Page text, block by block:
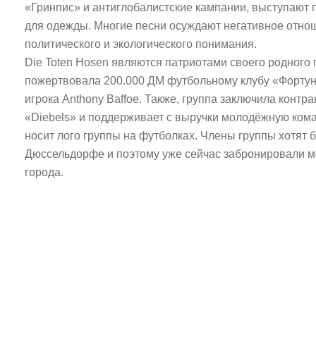
«Гринпис» и антиглобалистские кампании,
для одежды. Многие песни осуждают негативное
политического и экологического понимания.
Die Toten Hosen являются патриотами своего родного
пожертвовала 200.000 ДМ футбольному клубу
игрока Anthony Baffoe. Также, группа заключила
«Diebels» и поддерживает с выручки молодёжную
носит лого группы на футболках. Члены группы хотят
Дюссельдорфе и поэтому уже сейчас забронировали
города.